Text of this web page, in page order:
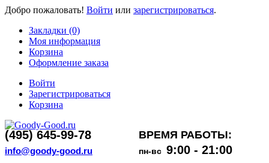
Добро пожаловать! Войти или зарегистрироваться.
Закладки (0)
Моя информация
Корзина
Оформление заказа
Войти
Зарегистрироваться
Корзина
(495) 645-99-78 ВРЕМЯ РАБОТЫ:
info@goody-good.ru пн-вс 9:00 - 21:00